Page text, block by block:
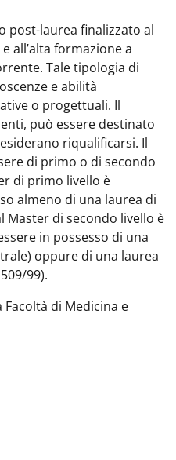
post-laurea finalizzato al
all’alta formazione a
Tale tipologia di
e abilità
o progettuali. Il
può essere destinato
riqualificarsi. Il
di primo o di secondo
di primo livello è
almeno di una laurea di
Master di secondo livello è
in possesso di una
oppure di una laurea
99).
Facoltà di Medicina e